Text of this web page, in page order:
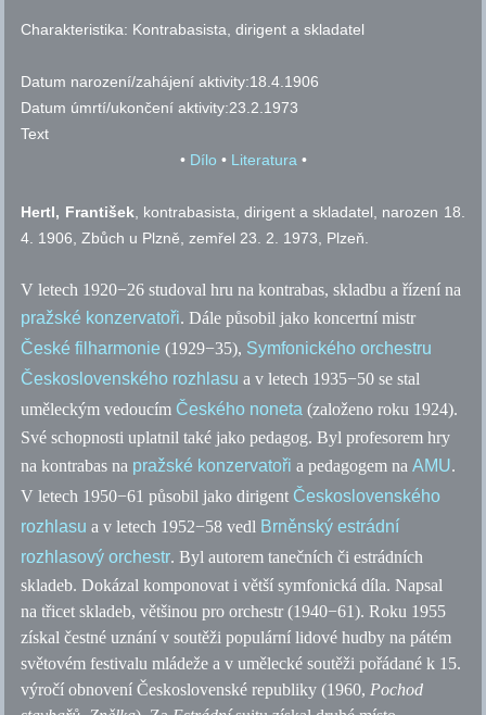
Charakteristika: Kontrabasista, dirigent a skladatel
Datum narození/zahájení aktivity:18.4.1906
Datum úmrtí/ukončení aktivity:23.2.1973
Text
• Dílo • Literatura•
Hertl, František, kontrabasista, dirigent a skladatel, narozen 18.
4. 1906, Zbůch u Plzně, zemřel 23. 2. 1973, Plzeň.
V letech 1920−26 studoval hru na kontrabas, skladbu a řízení na
pražské konzervatoři. Dále působil jako koncertní mistr
České filharmonie (1929−35), Symfonického orchestru
Československého rozhlasu a v letech 1935−50 se stal
uměleckým vedoucím Českého noneta (založeno roku 1924).
Své schopnosti uplatnil také jako pedagog. Byl profesorem hry
na kontrabas na pražské konzervatoři a pedagogem naAMU.
V letech 1950−61 působil jako dirigent Československého
rozhlasu a v letech 1952−58 vedl Brněnský estrádní
rozhlasový orchestr. Byl autorem tanečních či estrádních
skladeb. Dokázal komponovat i větší symfonická díla. Napsal
na třicet skladeb, většinou pro orchestr (1940−61). Roku 1955
získal čestné uznání v soutěži populární lidové hudby na pátém
světovém festivalu mládeže a v umělecké soutěži pořádané k 15.
výročí obnovení Československé republiky (1960,Pochod